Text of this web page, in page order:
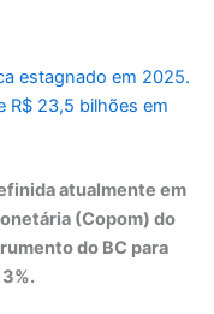
estagnado em 2025.
R$ 23,5 bilhões em
atualmente em
(Copom) do
do BC para